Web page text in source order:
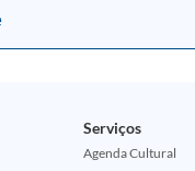
Serviços
Agenda Cultural